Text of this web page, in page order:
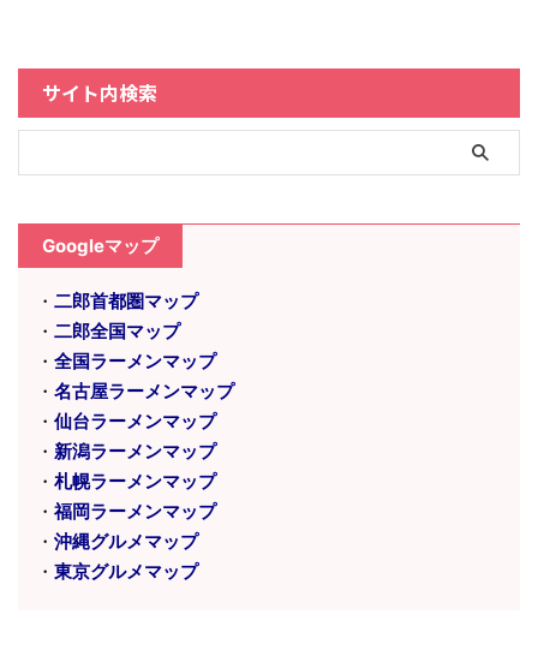
サイト内検索
Googleマップ
・ 二郎首都圏マップ
・ 二郎全国マップ
・ 全国ラーメンマップ
・ 名古屋ラーメンマップ
・ 仙台ラーメンマップ
・ 新潟ラーメンマップ
・ 札幌ラーメンマップ
・ 福岡ラーメンマップ
・ 沖縄グルメマップ
・ 東京グルメマップ